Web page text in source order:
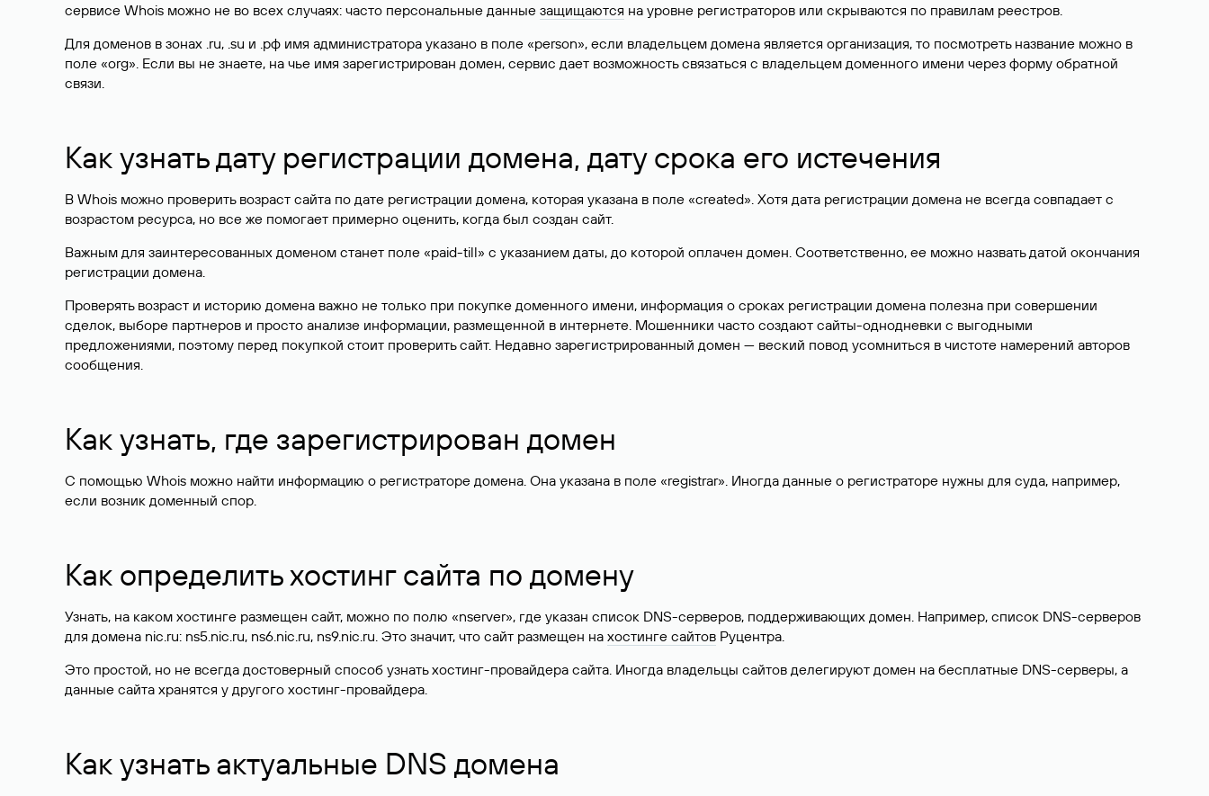
сервисе Whois можно не во всех случаях: часто персональные данные защищаются на уровне регистраторов или скрываются по правилам реестров.
Для доменов в зонах .ru, .su и .рф имя администратора указано в поле «person», если владельцем домена является организация, то посмотреть название можно в
поле «org». Если вы не знаете, на чье имя зарегистрирован домен, сервис дает возможность связаться с владельцем доменного имени через форму обратной
связи.
Как узнать дату регистрации домена, дату срока его истечения
В Whois можно проверить возраст сайта по дате регистрации домена, которая указана в поле «created». Хотя дата регистрации домена не всегда совпадает с
возрастом ресурса, но все же помогает примерно оценить, когда был создан сайт.
Важным для заинтересованных доменом станет поле «paid-till» с указанием даты, до которой оплачен домен. Соответственно, ее можно назвать датой окончания
регистрации домена.
Проверять возраст и историю домена важно не только при покупке доменного имени, информация о сроках регистрации домена полезна при совершении
сделок, выборе партнеров и просто анализе информации, размещенной в интернете. Мошенники часто создают сайты-однодневки с выгодными
предложениями, поэтому перед покупкой стоит проверить сайт. Недавно зарегистрированный домен — веский повод усомниться в чистоте намерений авторов
сообщения.
Как узнать, где зарегистрирован домен
С помощью Whois можно найти информацию о регистраторе домена. Она указана в поле «registrar». Иногда данные о регистраторе нужны для суда, например,
если возник доменный спор.
Как определить хостинг сайта по домену
Узнать, на каком хостинге размещен сайт, можно по полю «nserver», где указан список DNS-серверов, поддерживающих домен. Например, список DNS-серверов
для домена nic.ru: ns5.nic.ru, ns6.nic.ru, ns9.nic.ru. Это значит, что сайт размещен на хостинге сайтов Руцентра.
Это простой, но не всегда достоверный способ узнать хостинг-провайдера сайта. Иногда владельцы сайтов делегируют домен на бесплатные DNS-серверы, а
данные сайта хранятся у другого хостинг-провайдера.
Как узнать актуальные DNS домена